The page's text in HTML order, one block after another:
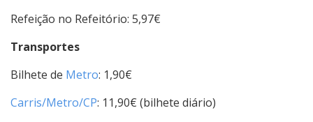
Refeição no Refeitório: 5,97€
Transportes
Bilhete de Metro: 1,90€
Carris/Metro/CP‎: ‎11,90€ (bilhete diário)